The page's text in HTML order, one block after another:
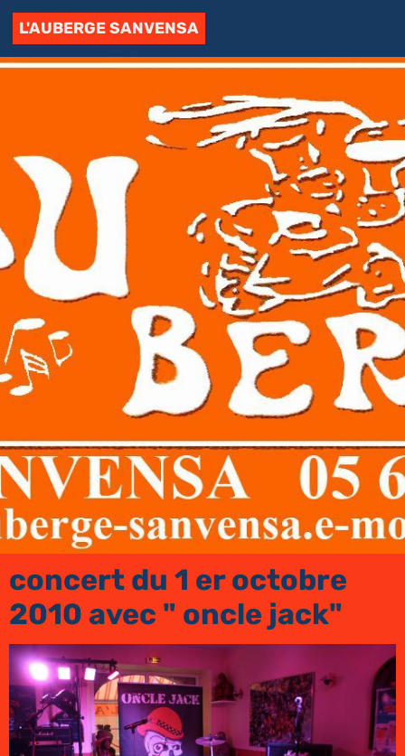
L'AUBERGE SANVENSA
concert du 1 er octobre
2010 avec " oncle jack"